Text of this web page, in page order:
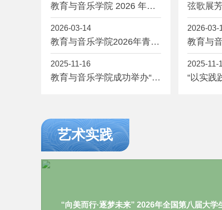
活动的幼儿园课程解析》专
题讲座
教育与音乐学院 2026 年教
学能力比赛院赛圆满落幕
2026-03-14
教育与音乐学院2026年青年
教师教学竞赛顺利举办
2025-11-16
教育与音乐学院成功举办“旅
成果浅析》
弦歌展
育与音
2026年
中专业
2026-03-
教育与
教师教
2025-11-
“以实践
艺术实践
“向美而行·逐梦未来” 2026年全国第八届大学